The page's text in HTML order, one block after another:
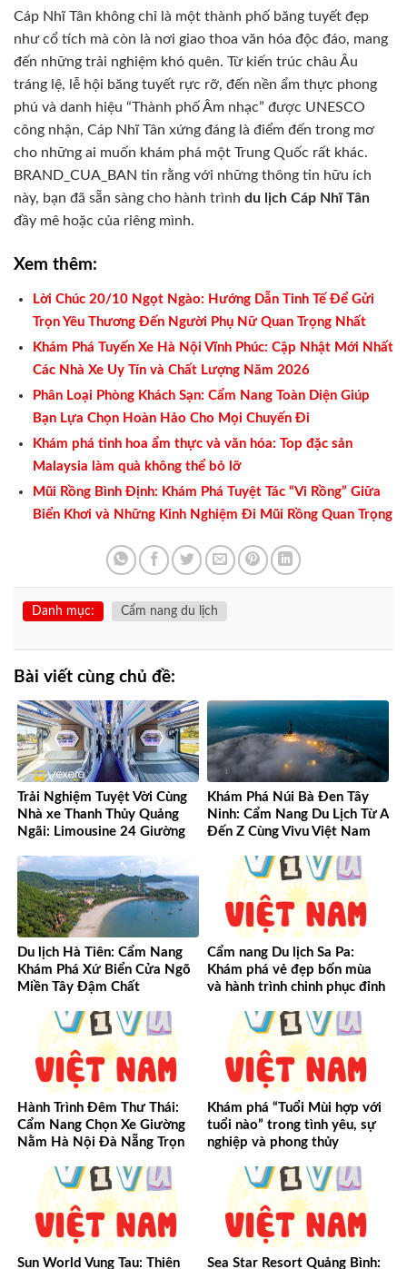
Cáp Nhĩ Tân không chỉ là một thành phố băng tuyết đẹp
như cổ tích mà còn là nơi giao thoa văn hóa độc đáo, mang
đến những trải nghiệm khó quên. Từ kiến trúc châu Âu
tráng lệ, lễ hội băng tuyết rực rỡ, đến nền ẩm thực phong
phú và danh hiệu “Thành phố Âm nhạc” được UNESCO
công nhận, Cáp Nhĩ Tân xứng đáng là điểm đến trong mơ
cho những ai muốn khám phá một Trung Quốc rất khác.
BRAND_CUA_BAN tin rằng với những thông tin hữu ích
này, bạn đã sẵn sàng cho hành trình du lịch Cáp Nhĩ Tân
đầy mê hoặc của riêng mình.
Xem thêm:
Lời Chúc 20/10 Ngọt Ngào: Hướng Dẫn Tinh Tế Để Gửi
Trọn Yêu Thương Đến Người Phụ Nữ Quan Trọng Nhất
Khám Phá Tuyến Xe Hà Nội Vĩnh Phúc: Cập Nhật Mới Nhất
Các Nhà Xe Uy Tín và Chất Lượng Năm 2026
Phân Loại Phòng Khách Sạn: Cẩm Nang Toàn Diện Giúp
Bạn Lựa Chọn Hoàn Hảo Cho Mọi Chuyến Đi
Khám phá tinh hoa ẩm thực và văn hóa: Top đặc sản
Malaysia làm quà không thể bỏ lỡ
Mũi Rồng Bình Định: Khám Phá Tuyệt Tác “Vi Rồng” Giữa
Biển Khơi và Những Kinh Nghiệm Đi Mũi Rồng Quan Trọng
Danh mục: Cẩm nang du lịch
Bài viết cùng chủ đề:
Trải Nghiệm Tuyệt Vời Cùng
Nhà xe Thanh Thủy Quảng
Ngãi: Limousine 24 Giường
Khám Phá Núi Bà Đen Tây
Ninh: Cẩm Nang Du Lịch Từ A
Đến Z Cùng Vivu Việt Nam
Du lịch Hà Tiên: Cẩm Nang
Khám Phá Xứ Biển Cửa Ngõ
Miền Tây Đậm Chất
Cẩm nang Du lịch Sa Pa:
Khám phá vẻ đẹp bốn mùa
và hành trình chinh phục đỉnh
Hành Trình Đêm Thư Thái:
Cẩm Nang Chọn Xe Giường
Nằm Hà Nội Đà Nẵng Trọn
Khám phá “Tuổi Mùi hợp với
tuổi nào” trong tình yêu, sự
nghiệp và phong thủy
Sun World Vung Tau: Thiên Sea Star Resort Quảng Bình: